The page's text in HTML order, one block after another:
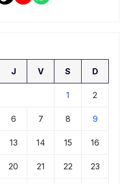
J V S D
1 2
6 7 8 9
13 14 15 16
20 21 22 23